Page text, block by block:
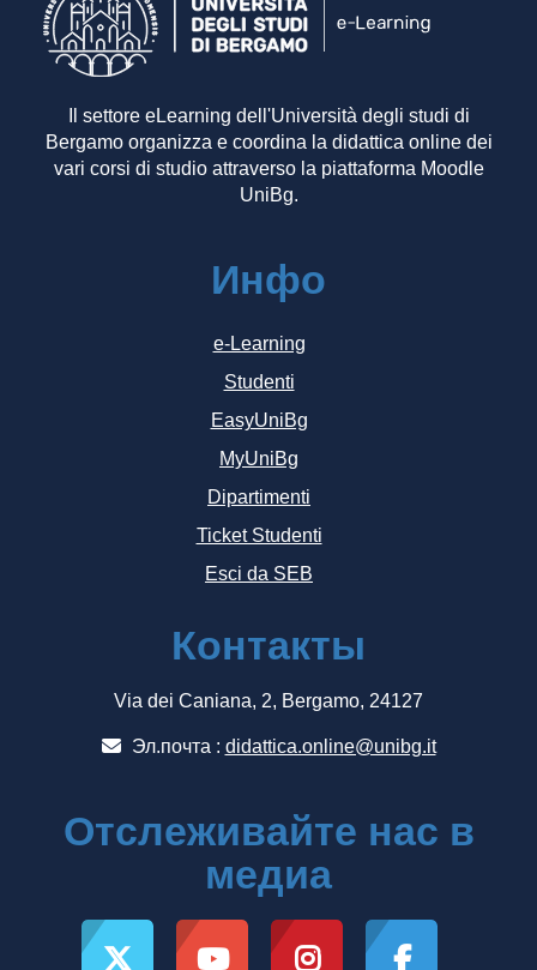
Il settore eLearning dell'Università degli studi di
Bergamo organizza e coordina la didattica online dei
vari corsi di studio attraverso la piattaforma Moodle
UniBg.
Инфо
e-Learning
Studenti
EasyUniBg
MyUniBg
Dipartimenti
Ticket Studenti
Esci da SEB
Контакты
Via dei Caniana, 2, Bergamo, 24127
Эл.почта : didattica.online@unibg.it
Отслеживайте нас в
медиа